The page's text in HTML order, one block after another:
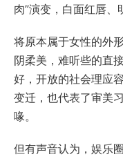
肉”演变，白面红唇、
将原本属于女性的外
阴柔美，难听些的直
好，开放的社会理应
变迁，也代表了审美
喙。
但有声音认为，娱乐